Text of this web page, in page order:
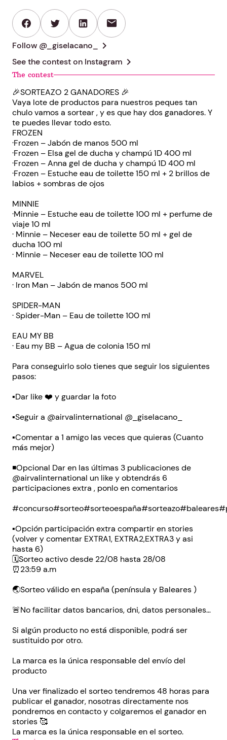
mail
Follow @_giselacano_ chevron_right
See the contest on Instagram chevron_right
The contest
🎉SORTEAZO 2 GANADORES 🎉
Vaya lote de productos para nuestros peques tan
chulo vamos a sortear , y es que hay dos ganadores. Y
te puedes llevar todo esto.
FROZEN
·Frozen – Jabón de manos 500 ml
·Frozen – Elsa gel de ducha y champú 1D 400 ml
·Frozen – Anna gel de ducha y champú 1D 400 ml
·Frozen – Estuche eau de toilette 150 ml + 2 brillos de
labios + sombras de ojos
MINNIE
·Minnie – Estuche eau de toilette 100 ml + perfume de
viaje 10 ml
· Minnie – Neceser eau de toilette 50 ml + gel de
ducha 100 ml
· Minnie – Neceser eau de toilette 100 ml
MARVEL
· Iron Man – Jabón de manos 500 ml
SPIDER-MAN
· Spider-Man – Eau de toilette 100 ml
EAU MY BB
· Eau my BB – Agua de colonia 150 ml
Para conseguirlo solo tienes que seguir los siguientes
pasos:
▪️Dar like ❤️ y guardar la foto
▪️Seguir a @airvalinternational @_giselacano_
▪️Comentar a 1 amigo las veces que quieras (Cuanto
más mejor)
◾️Opcional Dar en las últimas 3 publicaciones de
@airvalinternational un like y obtendrás 6
participaciones extra , ponlo en comentarios
▪️Opción participación extra compartir en stories
(volver y comentar EXTRA1, EXTRA2,EXTRA3 y asi
hasta 6)
🗓Sorteo activo desde 22/08 hasta 28/08
⏰23:59 a.m
🌏Sorteo válido en españa (península y Baleares )
🚨No facilitar datos bancarios, dni, datos personales…
Si algún producto no está disponible, podrá ser
sustituido por otro.
La marca es la única responsable del envío del
producto
Una ver finalizado el sorteo tendremos 48 horas para
publicar el ganador, nosotras directamente nos
pondremos en contacto y colgaremos el ganador en
stories 🥰
La marca es la única responsable en el sorteo.